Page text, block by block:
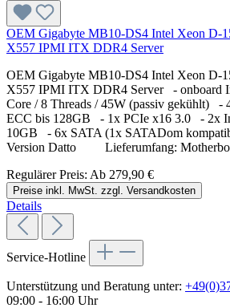
OEM Gigabyte MB10-DS4 Intel Xeon D-
X557 IPMI ITX DDR4 Server
OEM Gigabyte MB10-DS4 Intel Xeon D-
X557 IPMI ITX DDR4 Server - onboard
Core / 8 Threads / 45W (passiv gekühlt) -
ECC bis 128GB - 1x PCIe x16 3.0 - 2x
10GB - 6x SATA (1x SATADom
Version Datto Lieferumfang:
Regulärer Preis: Ab 279,90 €
Preise inkl. MwSt. zzgl. Versandkosten
Details
Service-Hotline
Unterstützung und Beratung unter:
09:00 - 16:00 Uhr